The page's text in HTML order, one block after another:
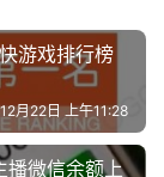
游戏排行榜
月22日 上午11:28
播微信余额上